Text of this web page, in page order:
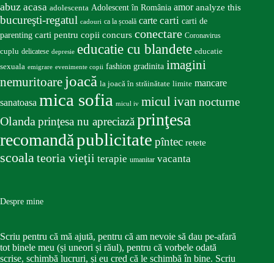
abuz acasa adolescenta Adolescent în România amor analyze this
bucureşti-regatul cadouri ca la școală carte carti carti de
parenting carti pentru copii concurs conectare Coronavirus
cuplu delicatese depresie educatie cu blandete educatie
sexuala emigrare evenimente copii fashion gradinita imagini
nemuritoare joacă la joacă în străinătate limite mancare
sanatoasa mica sofia micul iv micul ivan nocturne
Olandaprinţesa nu apreciazăprinţesa
recomandăpublicitate pîntec retete
scoalateoria vieţii terapie umanitar vacanta
Despre mine
Scriu pentru că mă ajută, pentru că am nevoie să dau pe-afară
tot binele meu (și uneori și răul), pentru că vorbele odată
scrise, schimbă lucruri, și eu cred că le schimbă în bine. Scriu